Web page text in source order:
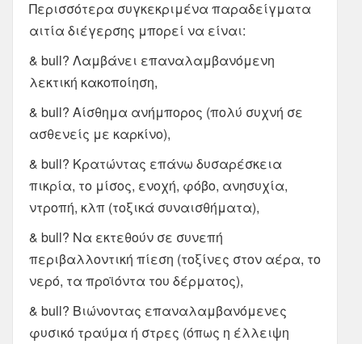
Περισσότερα συγκεκριμένα παραδείγματα
αιτία διέγερσης μπορεί να είναι:
& bull? Λαμβάνει επαναλαμβανόμενη
λεκτική κακοποίηση,
& bull? Αίσθημα ανήμπορος (πολύ συχνή σε
ασθενείς με καρκίνο),
& bull? Κρατώντας επάνω δυσαρέσκεια
πικρία, το μίσος, ενοχή, φόβο, ανησυχία,
ντροπή, κλπ (τοξικά συναισθήματα),
& bull? Να εκτεθούν σε συνεπή
περιβαλλοντική πίεση (τοξίνες στον αέρα, το
νερό, τα προϊόντα του δέρματος),
& bull? Βιώνοντας επαναλαμβανόμενες
φυσικό τραύμα ή στρες (όπως η έλλειψη